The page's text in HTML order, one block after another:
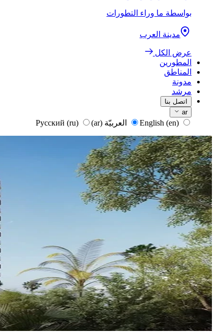
بواسطة ما وراء التطورات
مدينة العرب
عرض الكل
المطورين
المناطق
مدونة
مرشد
اتصل بنا
ar
(en) العربيّة (ar)
(ru)